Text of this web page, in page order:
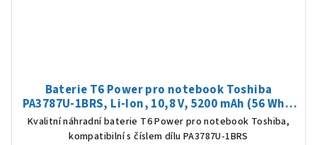
Baterie T6 Power pro notebook Toshiba
PA3787U-1BRS, Li-Ion, 10,8 V, 5200 mAh (56 Wh),
černá
Kvalitní náhradní baterie T6 Power pro notebook Toshiba,
kompatibilní s číslem dílu PA3787U-1BRS